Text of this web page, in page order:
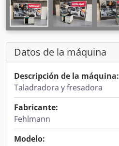
Datos de la máquina
Descripción de la máquina:
Taladradora y fresadora
Fabricante:
Fehlmann
Modelo: